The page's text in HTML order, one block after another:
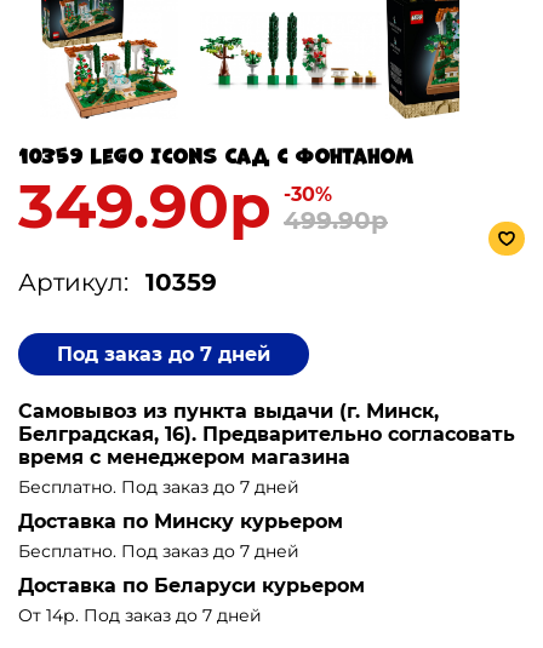
10359 Lego Icons Сад с фонтаном
349.90р -30%
499.90р
Артикул: 10359
Под заказ до 7 дней
Самовывоз из пункта выдачи (г. Минск,
Белградская, 16). Предварительно согласовать
время с менеджером магазина
Бесплатно. Под заказ до 7 дней
Доставка по Минску курьером
Бесплатно. Под заказ до 7 дней
Доставка по Беларуси курьером
От 14р. Под заказ до 7 дней